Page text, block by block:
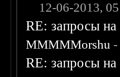
12-06-2013,
RE: запросы
MMMMMorshu
RE: запросы